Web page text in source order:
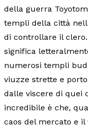
della guerra
templi della città
di controllare il
significa
numerosi templi
viuzze strette e
dalle viscere di quei
incredibile è che,
caos del mercato e